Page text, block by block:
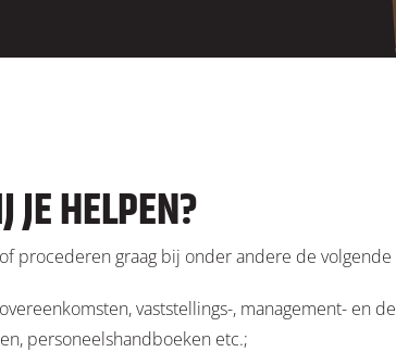
JE HELPEN?
procederen graag bij onder andere de
vaststellings-, management- en
personeelshandboeken etc.;